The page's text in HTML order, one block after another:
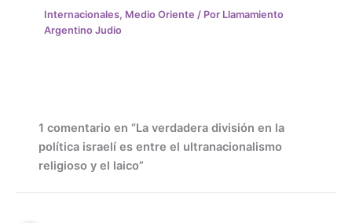
Internacionales, Medio Oriente / Por Llamamiento
Argentino Judio
1 comentario en “La verdadera división en la
política israelí es entre el ultranacionalismo
religioso y el laico”